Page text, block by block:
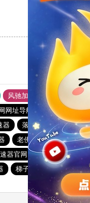
风驰加速器
旋风加速器
网址导航 软件中心
器 落地机 快柠檬
老佛爷加速器
免费
器官网 每天试用一小时
梯子加速器app免费永久